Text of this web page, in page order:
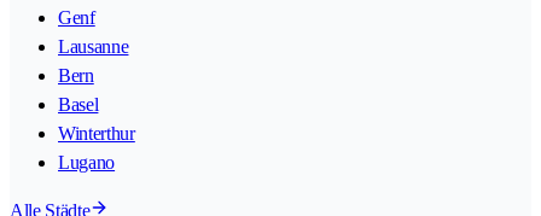
Genf
Lausanne
Bern
Basel
Winterthur
Lugano
Alle Städte